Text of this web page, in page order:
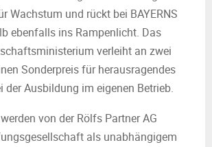
Wachstum und rückt bei BAYERNS
ebenfalls ins Rampenlicht. Das
verleiht an zwei
Sonderpreis für herausragendes
der Ausbildung im eigenen Betrieb.
von der Rölfs Partner AG
als unabhängigem